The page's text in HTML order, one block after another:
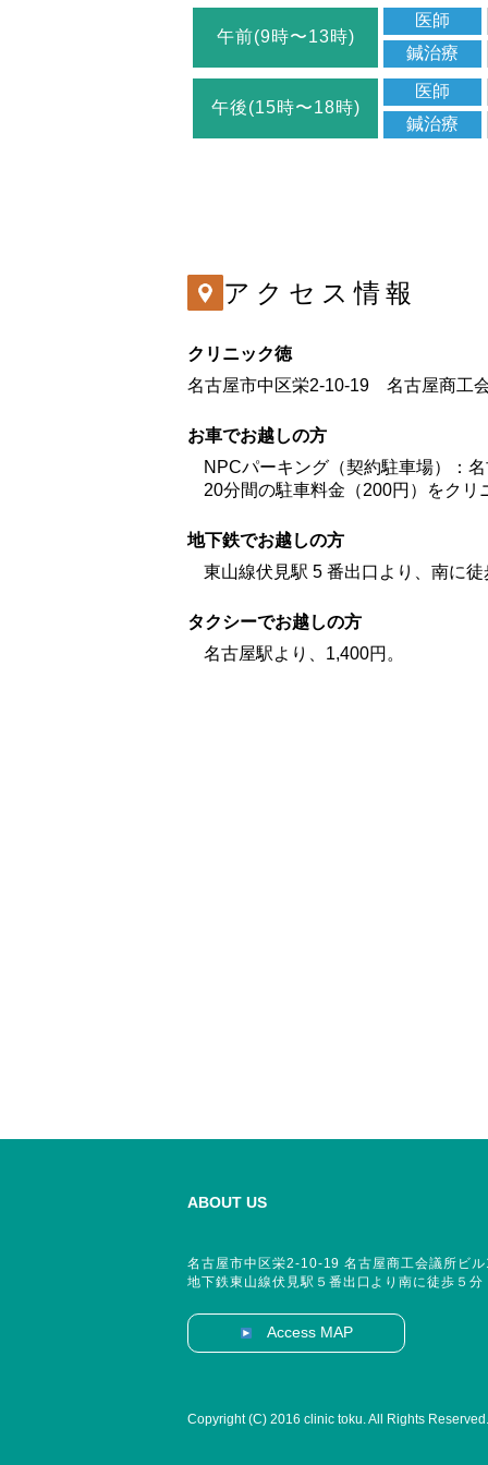
午前(9時〜13時)
医師
鍼治療
午後(15時〜18時)
医師
鍼治療
アクセス情報
クリニック徳
名古屋市中区栄2-10-19 名古屋商工
お車でお越しの方
NPCパーキング（契約駐車場）：
20分間の駐車料金（200円）をクリ
地下鉄でお越しの方
東山線伏見駅 5 番出口より、南に徒
タクシーでお越しの方
名古屋駅より、1,400円。
ABOUT US
名古屋市中区栄2-10-19 名古屋商工会議所ビ
地下鉄東山線伏見駅５番出口より南に徒歩５分
Access MAP
Copyright (C) 2016 clinic toku. All Rights Reserved.